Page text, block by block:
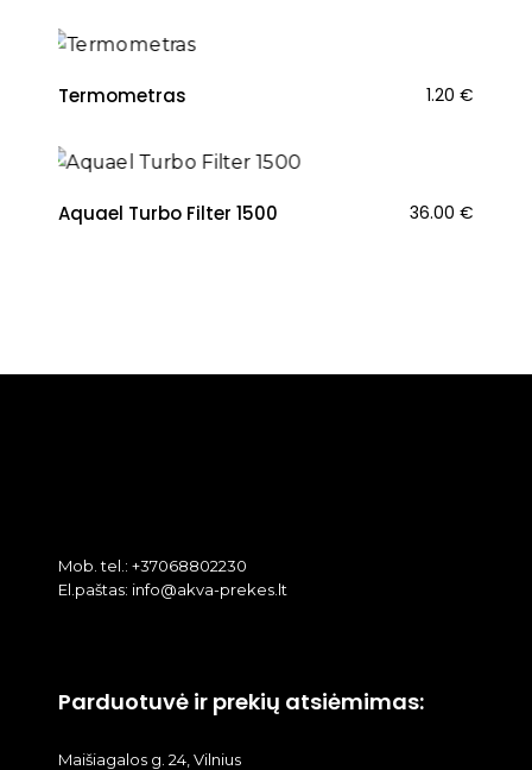
Termometras 1.20 €
Aquael Turbo Filter 1500 36.00 €
Mob. tel.: +37068802230
El.paštas: info@akva-prekes.lt
Parduotuvė ir prekių atsiėmimas:
Maišiagalos g. 24, Vilnius